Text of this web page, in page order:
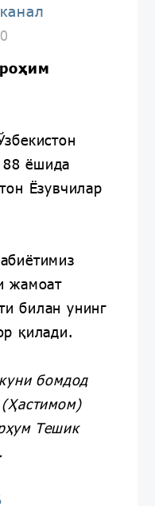
ёшида
Ёзувчилар
жамоат
билан унинг
қилади.
бомдод
(Ҳастимом)
Тешик